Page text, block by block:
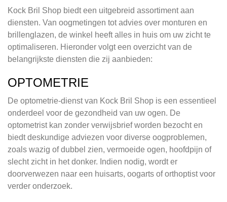
Kock Bril Shop biedt een uitgebreid assortiment aan
diensten. Van oogmetingen tot advies over monturen en
brillenglazen, de winkel heeft alles in huis om uw zicht te
optimaliseren. Hieronder volgt een overzicht van de
belangrijkste diensten die zij aanbieden:
OPTOMETRIE
De optometrie-dienst van Kock Bril Shop is een essentieel
onderdeel voor de gezondheid van uw ogen. De
optometrist kan zonder verwijsbrief worden bezocht en
biedt deskundige adviezen voor diverse oogproblemen,
zoals wazig of dubbel zien, vermoeide ogen, hoofdpijn of
slecht zicht in het donker. Indien nodig, wordt er
doorverwezen naar een huisarts, oogarts of orthoptist voor
verder onderzoek.